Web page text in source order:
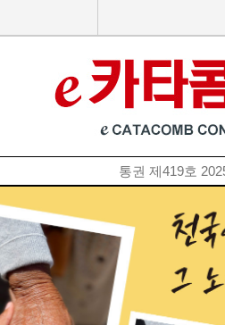
통권 제419호